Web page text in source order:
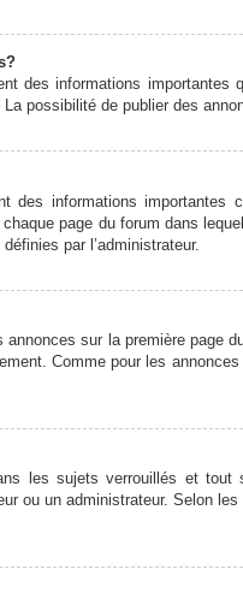
des informations
possibilité de publier des
des informations
page du forum dans
par l’administrateur.
sur la première page
Comme pour les
les sujets verrouillés et
ou un administrateur. Selon